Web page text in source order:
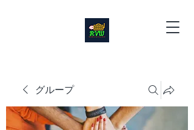
グループ